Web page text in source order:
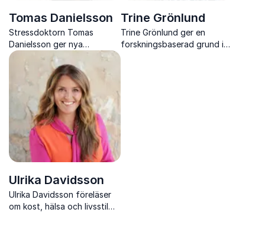
Tomas Danielsson
Stressdoktorn Tomas
Danielsson ger nya
perspektiv på stress, fokus
och balans i en uppkopplad
Trine Grönlund
Trine Grönlund ger en
forskningsbaserad grund i
Ulrika Davidsson
Ulrika Davidsson föreläser
om kost, hälsa och livsstil